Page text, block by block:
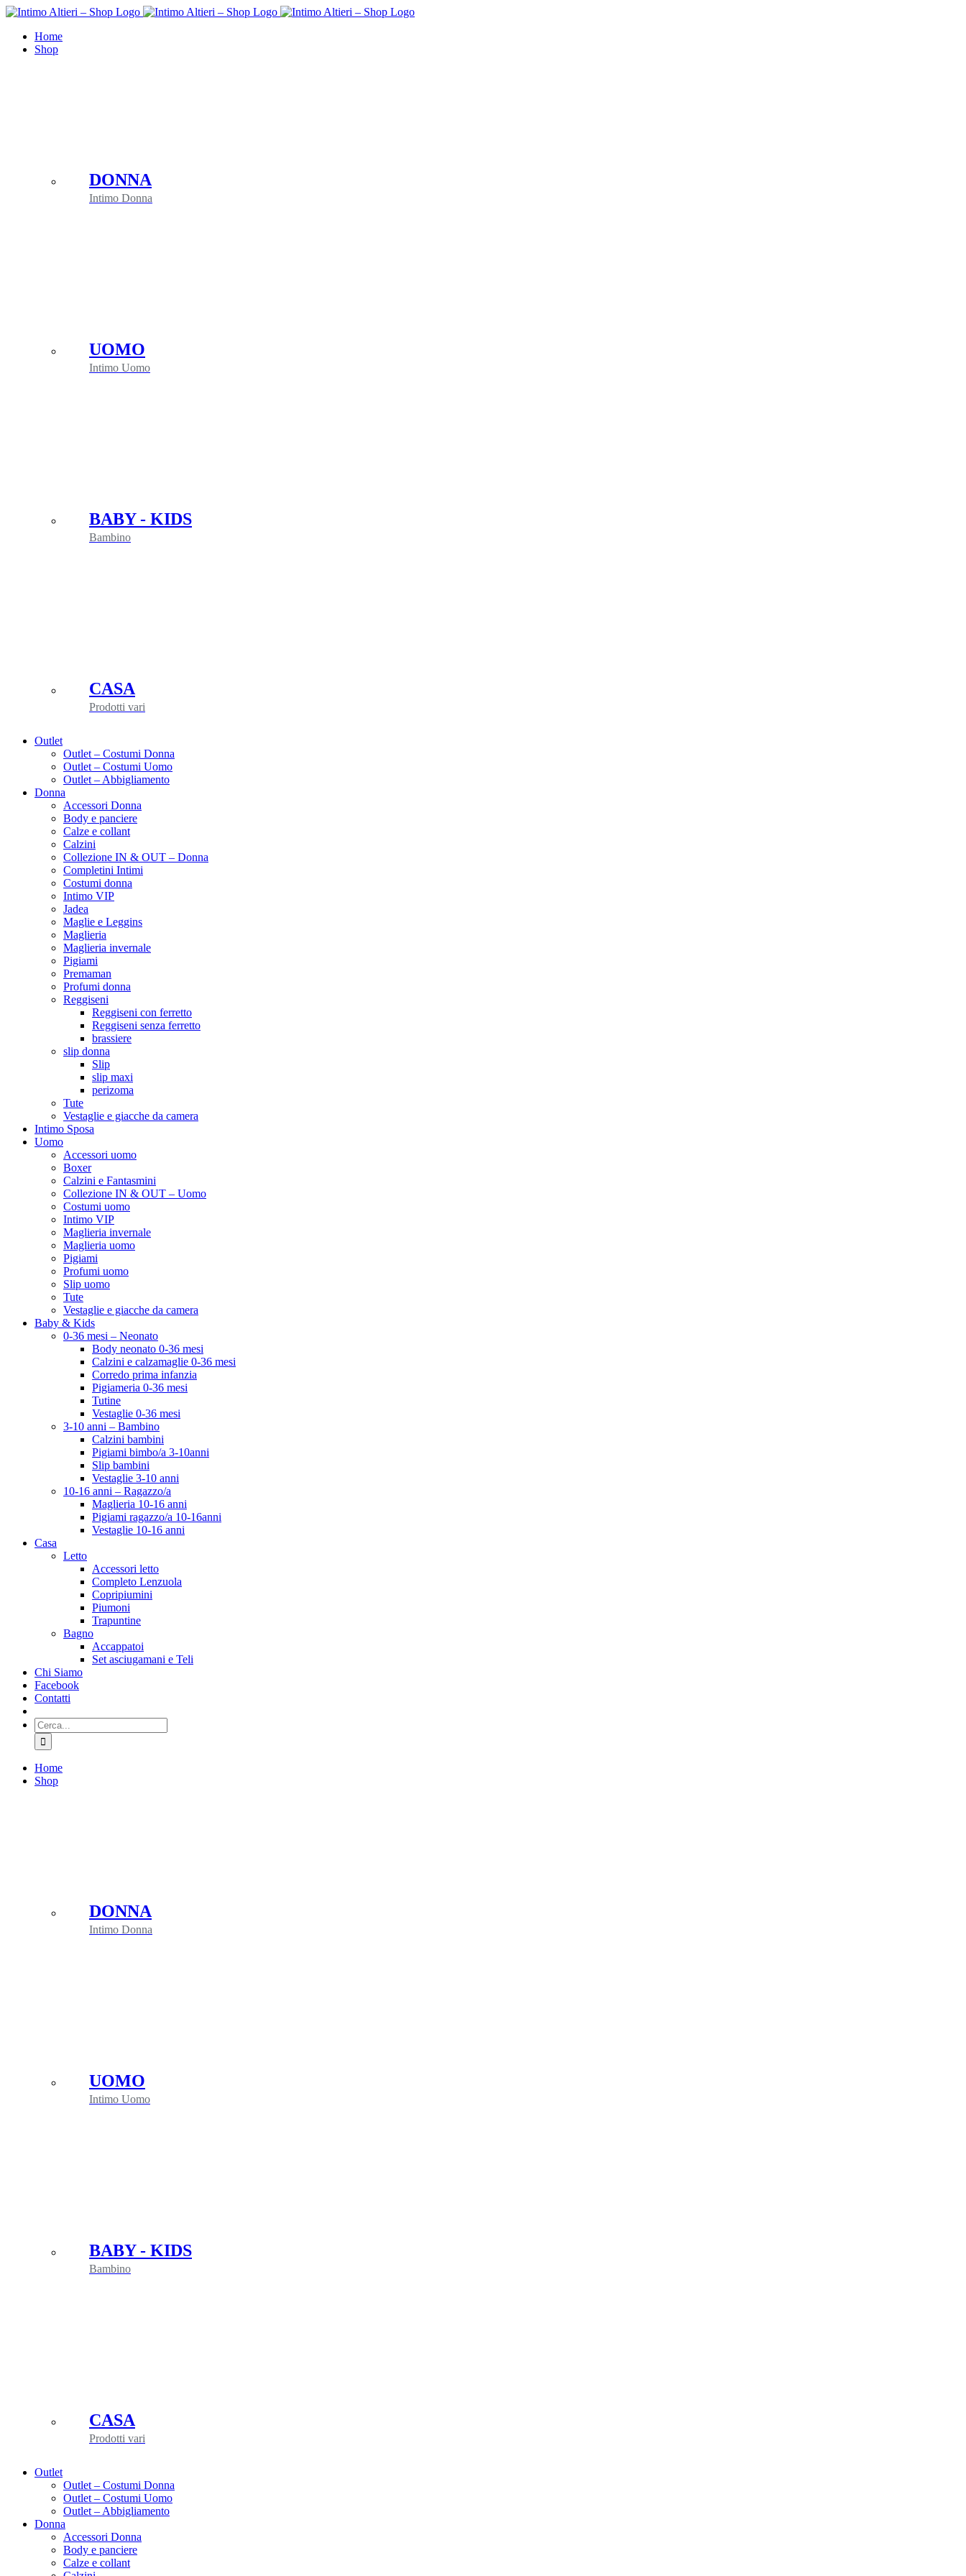
Salta
contenutoHome
Shop
DONNA
Intimo Donna
UOMO
Intimo Uomo
BABY - KIDS
Bambino
CASA
Prodotti vari
Outlet
Outlet – Costumi Donna
Outlet – Costumi Uomo
Outlet – Abbigliamento
Donna
Accessori Donna
Body e panciere
Calze e collant
Calzini
Collezione IN & OUT – Donna
Completini Intimi
Costumi donna
Intimo VIP
Jadea
Maglie e Leggins
Maglieria
Maglieria invernale
Pigiami
Premaman
Profumi donna
Reggiseni
Reggiseni con ferretto
Reggiseni senza ferretto
brassiere
slip donna
Slip
slip maxi
perizoma
Tute
Vestaglie e giacche da camera
Intimo Sposa
Uomo
Accessori uomo
Boxer
Calzini e Fantasmini
Collezione IN & OUT – Uomo
Costumi uomo
Intimo VIP
Maglieria invernale
Maglieria uomo
Pigiami
Profumi uomo
Slip uomo
Tute
Vestaglie e giacche da camera
Baby & Kids
0-36 mesi – Neonato
Body neonato 0-36 mesi
Calzini e calzamaglie 0-36 mesi
Corredo prima infanzia
Pigiameria 0-36 mesi
Tutine
Vestaglie 0-36 mesi
3-10 anni – Bambino
Calzini bambini
Pigiami bimbo/a 3-10anni
Slip bambini
Vestaglie 3-10 anni
10-16 anni – Ragazzo/a
Maglieria 10-16 anni
Pigiami ragazzo/a 10-16anni
Vestaglie 10-16 anni
Casa
Letto
Accessori letto
Completo Lenzuola
Copripiumini
Piumoni
Trapuntine
Bagno
Accappatoi
Set asciugamani e Teli
Chi Siamo
Facebook
Contatti
Cerca
per:
Home
Shop
DONNA
Intimo Donna
UOMO
Intimo Uomo
BABY - KIDS
Bambino
CASA
Prodotti vari
Outlet
Outlet – Costumi Donna
Outlet – Costumi Uomo
Outlet – Abbigliamento
Donna
Accessori Donna
Body e panciere
Calze e collant